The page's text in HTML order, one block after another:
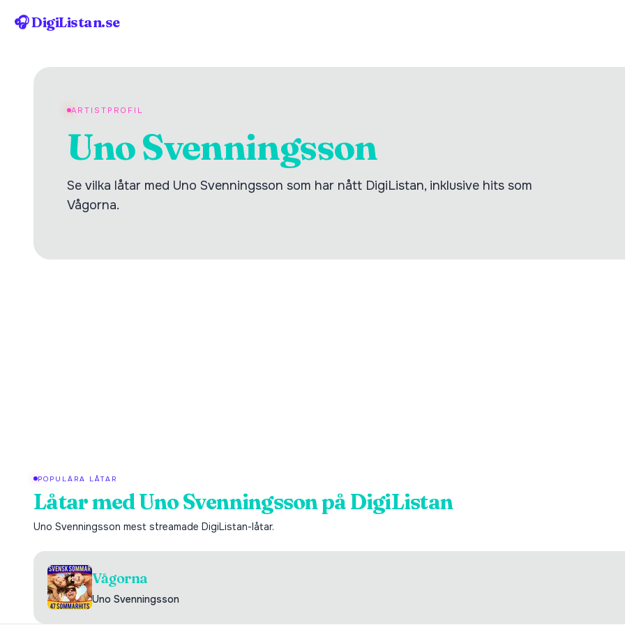
🎧 DigiListan.se
ARTISTPROFIL
Uno Svenningsson
Se vilka låtar med Uno Svenningsson som har nått DigiListan, inklusive hits som
Vågorna.
POPULÄRA LÅTAR
Låtar medUno Svenningssonpå DigiListan
Uno Svenningsson mest streamade DigiListan-låtar.
Vågorna
Uno Svenningsson